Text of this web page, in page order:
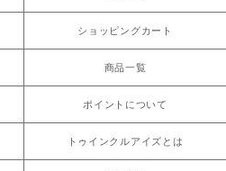
ショッピングカート
商品一覧
ポイントについて
トゥインクルアイズとは